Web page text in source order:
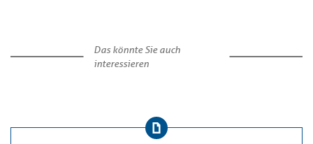
Das könnte Sie auch
interessieren